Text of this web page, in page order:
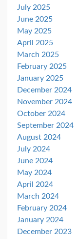
July 2025
June 2025
May 2025
April 2025
March 2025
February 2025
January 2025
December 2024
November 2024
October 2024
September 2024
August 2024
July 2024
June 2024
May 2024
April 2024
March 2024
February 2024
January 2024
December 2023